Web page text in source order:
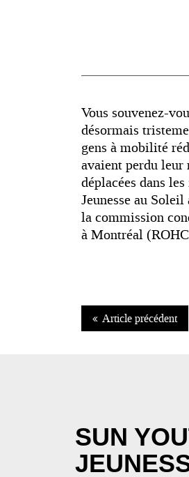
Vous souvenez-
désormais
gens à mobilité
avaient perdu leur
déplacées dans
Jeunesse au
la commission
à Montréal
Article précédent
SUN